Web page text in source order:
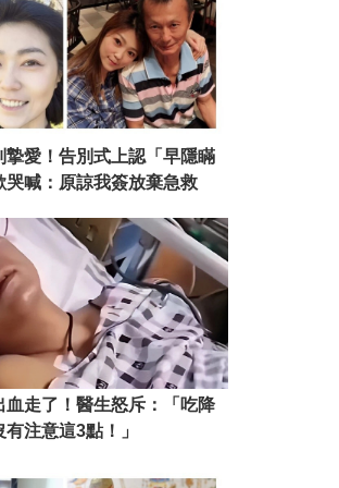
摯愛！告別式上認「早隱瞞
喊：原諒我簽放棄急救
血走了！醫生怒斥：「吃降
注意這3點！」